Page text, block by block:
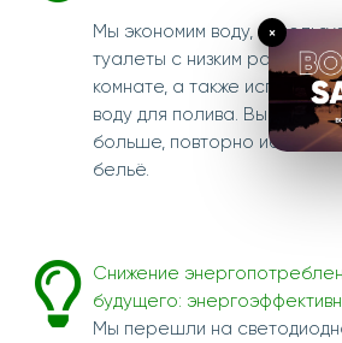
Мы экономим воду,
туалеты с низким расходом
комнате, а также
воду для полива. Вы
больше, повторно
бельё.
Снижение
будущего:
Мы перешли на
×